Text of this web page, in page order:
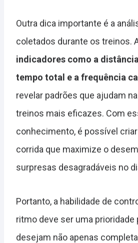
Outra dica importante é a
coletados durante os treinos.
indicadores como a
tempo total e a frequência
revelar padrões que ajudam
treinos mais eficazes. Com
conhecimento, é possível
corrida que maximize o
surpresas desagradáveis no
Portanto, a habilidade de
ritmo deve ser uma prioridade
desejam não apenas